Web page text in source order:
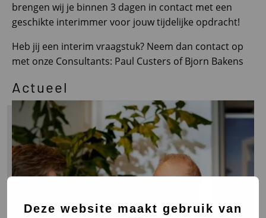
Deze website maakt gebruik van
brengen wij je binnen 3 dagen in contact met een
geschikte interimmer voor jouw tijdelijke opdracht!
Heb jij een interim vraagstuk? Neem dan contact op
met onze Consultants: Paul Custers of Bjorn Bakens
Actueel
Lees
meer
over
Nieuwe
samenstelling
team
Solutions